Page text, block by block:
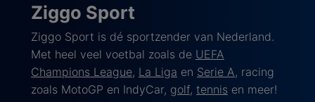
Ziggo Sport
Ziggo Sport is dé sportzender van Nederland.
Met heel veel voetbal zoals de UEFA
Champions League, La Liga en Serie A, racing
zoals MotoGP en IndyCar, golf, tennis en meer!